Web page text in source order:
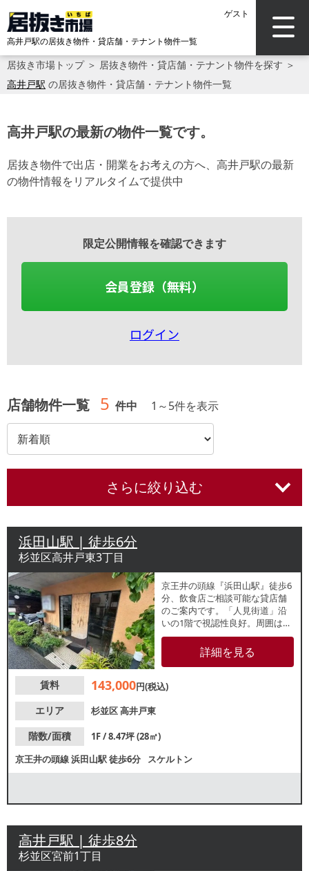
ゲスト
高井戸駅の居抜き物件・貸店舗・テナント物件一覧
居抜き市場トップ＞ 居抜き物件・貸店舗・テナント物件を探す ＞
高井戸駅 の居抜き物件・貸店舗・テナント物件一覧
高井戸駅の最新の物件一覧です。
居抜き物件で出店・開業をお考えの方へ、高井戸駅の最新
の物件情報をリアルタイムで提供中
限定公開情報を確認できます
会員登録（無料）
ログイン
店舗物件一覧 5 件中 1 ～5件を表示
さらに絞り込む
浜田山駅 | 徒歩6分
杉並区高井戸東3丁目
京王井の頭線『浜田山駅』徒歩6
分、飲食店ご相談可能な貸店舗
のご案内です。「人見街道」沿
いの1階で視認性良好。周囲は閑
静な住宅街で、同じビルにはタ
クシー会社の事務所が入ってい
ます。前テナントは美容院。飲
が、物販、クリニックなどにも
詳細を見る
賃料 143,000円(税込)
エリア
杉並区高井戸東
階数/面積
1F / 8.47坪 (28㎡)
京王井の頭線浜田山駅徒歩6分 スケルトン
高井戸駅 | 徒歩8分
杉並区宮前1丁目